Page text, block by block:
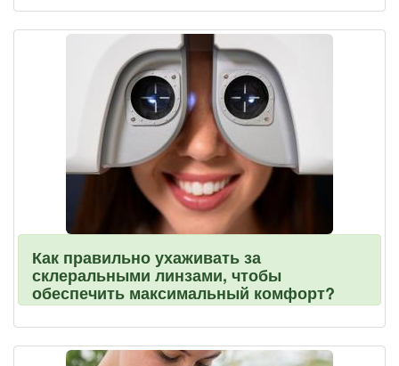
Как правильно ухаживать за
склеральными линзами, чтобы
обеспечить максимальный комфорт?